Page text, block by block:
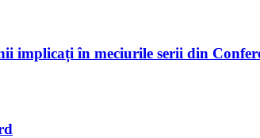
implicați în meciurile serii din